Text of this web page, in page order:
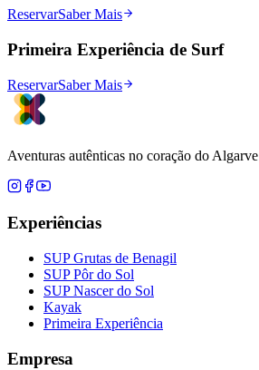
ReservarSaber Mais
Primeira Experiência de Surf
ReservarSaber Mais
Aventuras autênticas no coração do Algarve
Experiências
SUP Grutas de Benagil
SUP Pôr do Sol
SUP Nascer do Sol
Kayak
Primeira Experiência
Empresa